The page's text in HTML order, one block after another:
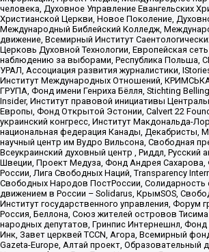
человека, Духовное Управление Евангельских
Христианской Церкви, Новое Поколение,
Международный Библейский Колледж,
движение, Всемирный Институт
Церковь Духовной Технологии, Европейская
наблюдению за выборами, Республика
УРАЛ, Ассоциация развития журналистики,
Институт Международных Отношений,
ГРУПА, Фонд имени Генриха Бёлля, Stichting
Insider, Институт правовой инициативы
Европы, Фонд Открытой Эстонии, Calvert 22
украинский конгресс, Институт Макдональда-
национальная федерация Канады, Декабристы,
научный центр им Вудро Вильсона, Свободная
Всеукраинский духовный центр , Риддл, Русский
Швеции, Проект Медуза, Фонд Андрея
России, Лига Свободных Наций, Transparеncy
Свободных Народов ПостРоссии, Солидарность
движением в России – Solidarus, КрымSOS,
Институт государственного управления, Форум
Россия, Беллона, Союз жителей островов
народных депутатов, Гринпис Интернешнл,
Инк, Завет церквей TCCN, Агора, Всемирный
Gazeta-Europe, Алтай проект, Образовательный